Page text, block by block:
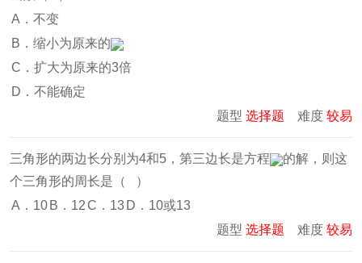
A．不变
B．缩小为原来的
C．扩大为原来的3倍
D．不能确定
题型 选择题 难度 较易
三角形的两边长分别为4和5，第三边长是方程
的解，则这
个三角形的周长是（ ）
A．10 B．12C．13 D．10或13
题型 选择题 难度 较易